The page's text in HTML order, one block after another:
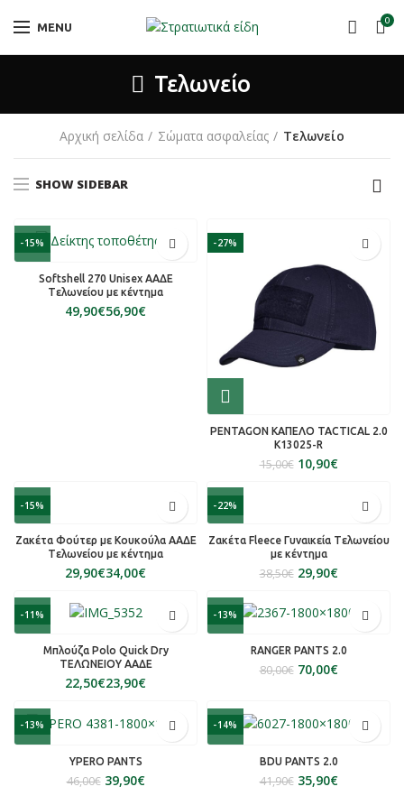
MENU 0
Τελωνείο
Αρχική σελίδα Σώματα ασφαλείας Τελωνείο
SHOW SIDEBAR
-15%
Softshell 270 Unisex ΑΑΔΕ
Tελωνείου με κέντημα
€ €
-27%
PENTAGON ΚΑΠΕΛΟ TACTICAL 2.0
K13025-R
15,00€ 10,90€
-15%
Ζακέτα Φούτερ με Κουκούλα ΑΑΔΕ
Tελωνείου με κέντημα
€ €
-22%
Ζακέτα Fleece Γυναικεία Tελωνείου
με κέντημα
38,50€ 29,90€
-11%
Μπλούζα Polo Quick Dry
ΤΕΛΩΝΕΙΟΥ ΑΑΔΕ
€ €
-13%
RANGER PANTS 2.0
80,00€ 70,00€
-13%
YPERO PANTS
46,00€ 39,90€
-14%
BDU PANTS 2.0
41,90€ 35,90€